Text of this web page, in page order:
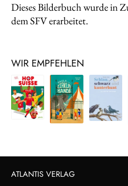
Dieses Bilderbuch wurde in
dem SFV erarbeitet.
WIR EMPFEHLEN
ATLANTIS VERLAG